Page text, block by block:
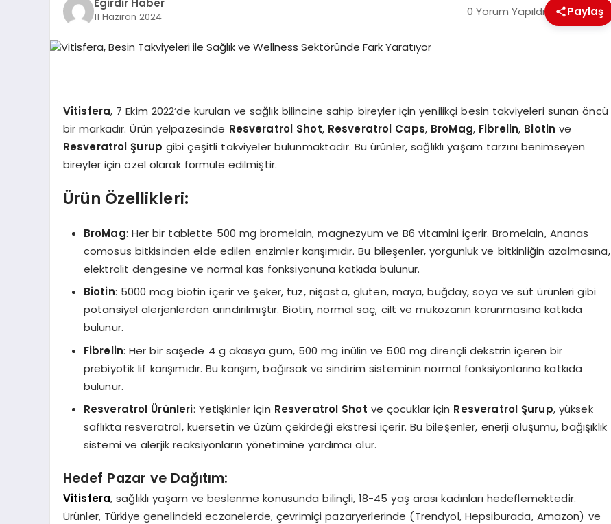
Egirdir Haber
11 Haziran 2024 0 Yorum Yapıldı Paylaş
Vitisfera, 7 Ekim 2022’de kurulan ve sağlık bilincine sahip bireyler için yenilikçi besin takviyeleri sunan öncü
bir markadır. Ürün yelpazesinde Resveratrol Shot, Resveratrol Caps, BroMag, Fibrelin, Biotin ve
Resveratrol Şurup gibi çeşitli takviyeler bulunmaktadır. Bu ürünler, sağlıklı yaşam tarzını benimseyen
bireyler için özel olarak formüle edilmiştir.
Ürün Özellikleri:
BroMag: Her bir tablette 500 mg bromelain, magnezyum ve B6 vitamini içerir. Bromelain, Ananas
comosus bitkisinden elde edilen enzimler karışımıdır. Bu bileşenler, yorgunluk ve bitkinliğin azalmasına,
elektrolit dengesine ve normal kas fonksiyonuna katkıda bulunur.
Biotin: 5000 mcg biotin içerir ve şeker, tuz, nişasta, gluten, maya, buğday, soya ve süt ürünleri gibi
potansiyel alerjenlerden arındırılmıştır. Biotin, normal saç, cilt ve mukozanın korunmasına katkıda
bulunur.
Fibrelin: Her bir saşede 4 g akasya gum, 500 mg inülin ve 500 mg dirençli dekstrin içeren bir
prebiyotik lif karışımıdır. Bu karışım, bağırsak ve sindirim sisteminin normal fonksiyonlarına katkıda
bulunur.
Resveratrol Ürünleri: Yetişkinler için Resveratrol Shot ve çocuklar için Resveratrol Şurup, yüksek
saflıkta resveratrol, kuersetin ve üzüm çekirdeği ekstresi içerir. Bu bileşenler, enerji oluşumu, bağışıklık
sistemi ve alerjik reaksiyonların yönetimine yardımcı olur.
Hedef Pazar ve Dağıtım:
Vitisfera, sağlıklı yaşam ve beslenme konusunda bilinçli, 18-45 yaş arası kadınları hedeflemektedir.
Ürünler, Türkiye genelindeki eczanelerde, çevrimiçi pazaryerlerinde (Trendyol, Hepsiburada, Amazon) ve